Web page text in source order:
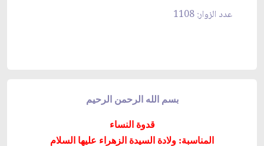
عدد الزوار: 1108
بسم الله الرحمن الرحيم
قدوة النساء
المناسبة: ولادة السيدة الزهراء عليها السلام